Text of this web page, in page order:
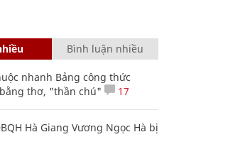
Bình luận nhiều
nhanh Bảng công thức
thơ, "thần chú"
17
Hà Giang Vương Ngọc Hà bị